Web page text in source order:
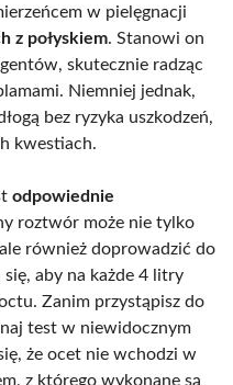
w pielęgnacji
z połyskiem. Stanowi on
skutecznie radząc
Niemniej jednak,
bez ryzyka uszkodzeń,
kwestiach.
odpowiednie
roztwór może nie tylko
również doprowadzić do
aby na każde 4 litry
Zanim przystąpisz do
test w niewidocznym
że ocet nie wchodzi w
z którego wykonane są